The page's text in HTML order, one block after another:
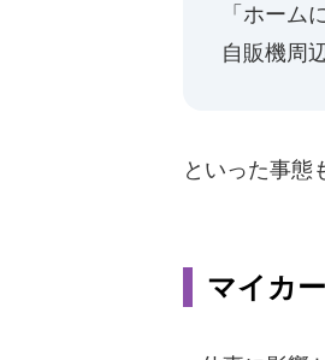
「ホーム
自販機周
といった事態
マイカ